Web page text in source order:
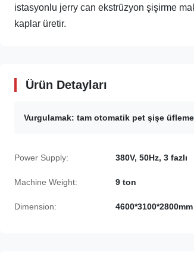
istasyonlu jerry can ekstrüzyon şişirme
kaplar üretir.
Ürün Detayları
Vurgulamak: tam otomatik pet şişe
Power Supply: 380V, 50Hz, 3 fazlı
Machine Weight: 9 ton
Dimension: 4600*3100*2800mm